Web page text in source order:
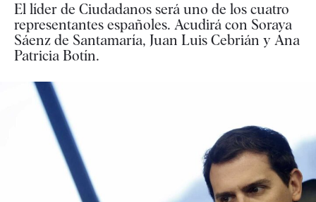
El líder de Ciudadanos será uno de los cuatro
representantes españoles. Acudirá con Soraya
Sáenz de Santamaría, Juan Luis Cebrián y Ana
Patricia Botín.